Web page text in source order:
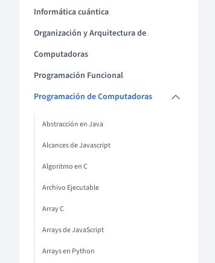
Informática cuántica
Organización y Arquitectura de
Computadoras
Programación Funcional
Programación de Computadoras
Abstracción en Java
Alcances de Javascript
Algoritmo en C
Archivo Ejecutable
Array C
Arrays de JavaScript
Arrays en Python